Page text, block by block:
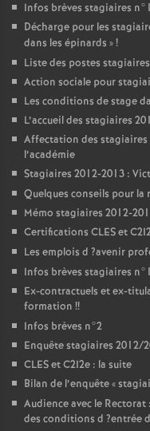
Infos brèves stagiaires
Décharge pour les
dans les épinards »!
Liste des postes
Action sociale pour
Les conditions de stage
L’accueil des stagiaires
Affectation des stagiaires
l’académie
Stagiaires 2012-2013 :
Quelques conseils pour
Mémo stagiaires 2012-
Certifications CLESet
Les emplois d ?avenir
Infos brèves stagiaires n°1
Ex-contractuels et ex-
formation !!
Infos brèves n°2
Enquête stagiaires 2012/
CLESet C2I2e : la suite
Bilan de l’enquête «
Audience avec le
des conditions d ?entrée